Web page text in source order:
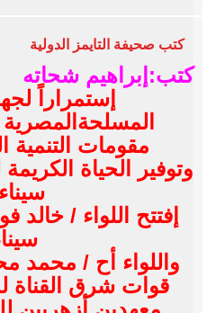
كتب صحيفة التايمز الدولية
كتب:إبراهيم شحاته
إستمراراً
مقومات التنمية
وتوفير الحياة
إفتتح اللواء /
واللواء أح / محمد
قوات شرق القناة